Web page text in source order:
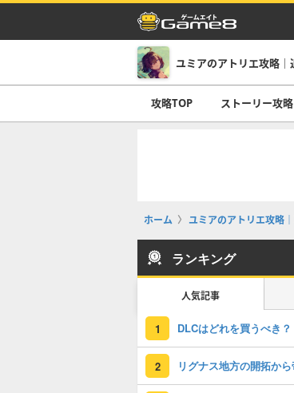
ユミアのアトリエ攻略
攻略TOP ストーリー攻略
ホーム ユミアのアトリエ攻略
ランキング
人気記事
1 DLCはどれを買うべき？
2